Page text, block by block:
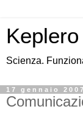
Keplero
Scienza.
17 gennaio 2007